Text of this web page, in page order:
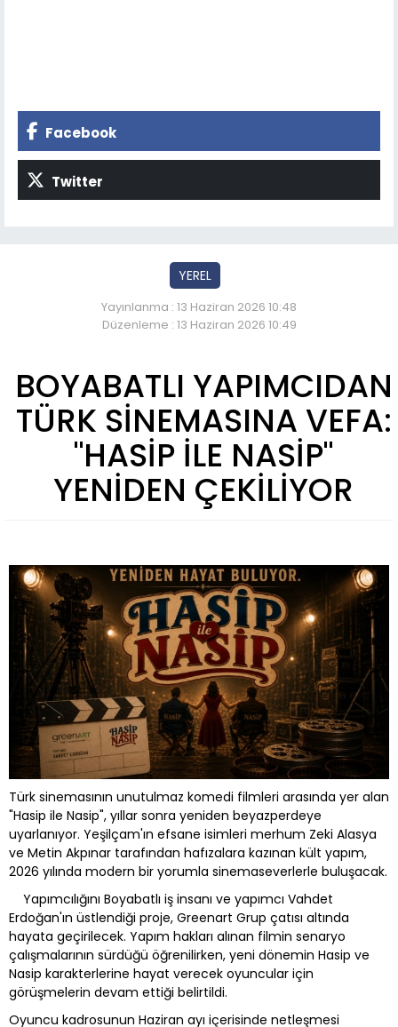
Facebook
Twitter
YEREL
Yayınlanma : 13 Haziran 2026 10:48
Düzenleme : 13 Haziran 2026 10:49
BOYABATLI YAPIMCIDAN
TÜRK SİNEMASINA VEFA:
"HASİP İLE NASİP"
YENİDEN ÇEKİLİYOR
Türk sinemasının unutulmaz komedi filmleri arasında yer alan
"Hasip ile Nasip", yıllar sonra yeniden beyazperdeye
uyarlanıyor. Yeşilçam'ın efsane isimleri merhum Zeki Alasya
ve Metin Akpınar tarafından hafızalara kazınan kült yapım,
2026 yılında modern bir yorumla sinemaseverlerle buluşacak.
Yapımcılığını Boyabatlı iş insanı ve yapımcı Vahdet
Erdoğan'ın üstlendiği proje, Greenart Grup çatısı altında
hayata geçirilecek. Yapım hakları alınan filmin senaryo
çalışmalarının sürdüğü öğrenilirken, yeni dönemin Hasip ve
Nasip karakterlerine hayat verecek oyuncular için
görüşmelerin devam ettiği belirtildi.
Oyuncu kadrosunun Haziran ayı içerisinde netleşmesi